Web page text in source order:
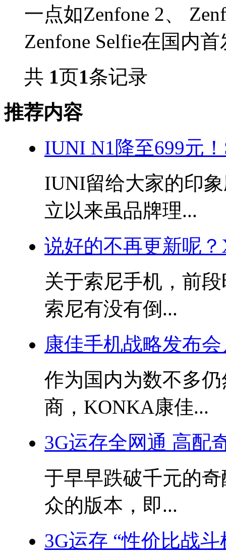
一点如Zenfone 2、
Zenfone Selfie在国内
共 1页1条记录
推荐内容
IUNI N1降至699元
IUNI留给大家的印
立以来虽品牌理...
说好的不再更新呢？
关于索尼手机，前
索尼有没有倒...
康佳手机战略发布
作为国内为数不多
商，KONKA康佳...
3G运存全网通 高配
于早早跌破千元的
众的版本，即...
3G运存 “性价比战斗